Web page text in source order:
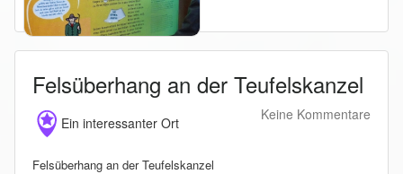
Felsüberhang an der Teufelskanzel
Ein interessanter Ort
Keine Kommentare
Felsüberhang an der Teufelskanzel